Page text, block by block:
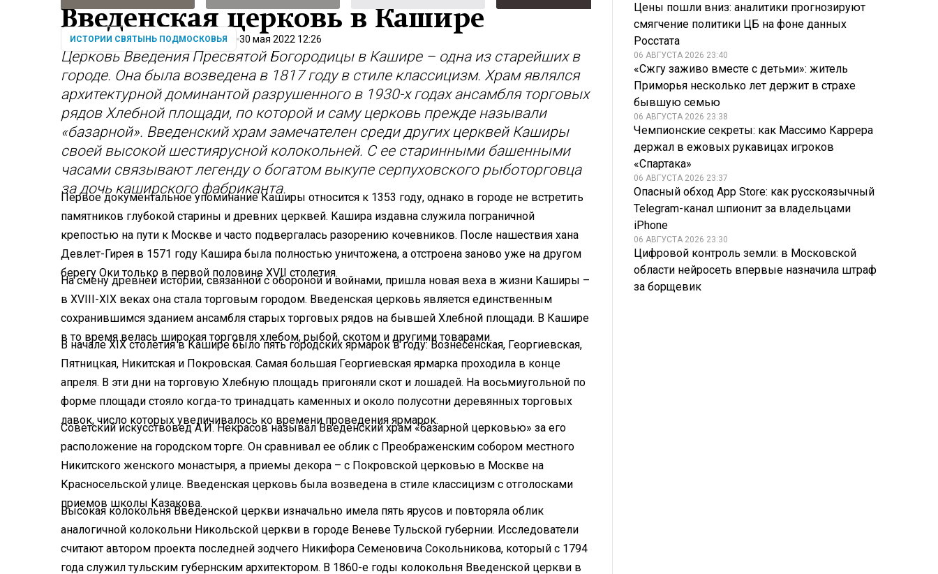
Введенская церковь в Кашире
ИСТОРИИ СВЯТЫНЬ ПОДМОСКОВЬЯ 30 мая 2022 12:26
Церковь Введения Пресвятой Богородицы в Кашире – одна из старейших в
городе. Она была возведена в 1817 году в стиле классицизм. Храм являлся
архитектурной доминантой разрушенного в 1930-х годах ансамбля торговых
рядов Хлебной площади, по которой и саму церковь прежде называли
«базарной». Введенский храм замечателен среди других церквей Каширы
своей высокой шестиярусной колокольней. С ее старинными башенными
часами связывают легенду о богатом выкупе серпуховского рыботорговца
за дочь каширского фабриканта.
Первое документальное упоминание Каширы относится к 1353 году, однако в городе не встретить
памятников глубокой старины и древних церквей. Кашира издавна служила пограничной
крепостью на пути к Москве и часто подвергалась разорению кочевников. После нашествия хана
Девлет-Гирея в 1571 году Кашира была полностью уничтожена, а отстроена заново уже на другом
берегу Оки только в первой половине XVII столетия.
На смену древней истории, связанной с обороной и войнами, пришла новая веха в жизни Каширы –
в XVIII-XIX веках она стала торговым городом. Введенская церковь является единственным
сохранившимся зданием ансамбля старых торговых рядов на бывшей Хлебной площади. В Кашире
в то время велась широкая торговля хлебом, рыбой, скотом и другими товарами.
В начале XIX столетия в Кашире было пять городских ярмарок в году: Вознесенская, Георгиевская,
Пятницкая, Никитская и Покровская. Самая большая Георгиевская ярмарка проходила в конце
апреля. В эти дни на торговую Хлебную площадь пригоняли скот и лошадей. На восьмиугольной по
форме площади стояло когда-то тринадцать каменных и около полусотни деревянных торговых
лавок, число которых увеличивалось ко времени проведения ярмарок.
Советский искусствовед А.И. Некрасов называл Введенский храм «базарной церковью» за его
расположение на городском торге. Он сравнивал ее облик с Преображенским собором местного
Никитского женского монастыря, а приемы декора – с Покровской церковью в Москве на
Красносельской улице. Введенская церковь была возведена в стиле классицизм с отголосками
приемов школы Казакова.
Высокая колокольня Введенской церкви изначально имела пять ярусов и повторяла облик
аналогичной колокольни Никольской церкви в городе Веневе Тульской губернии. Исследователи
считают автором проекта последней зодчего Никифора Семеновича Сокольникова, который с 1794
года служил тульским губернским архитектором. В 1860-е годы колокольня Введенской церкви в
Цены пошли вниз: аналитики прогнозируют
смягчение политики ЦБ на фоне данных
Росстата
06 АВГУСТА 2026 23:40
«Сжгу заживо вместе с детьми»: житель
Приморья несколько лет держит в страхе
бывшую семью
06 АВГУСТА 2026 23:38
Чемпионские секреты: как Массимо Каррера
держал в ежовых рукавицах игроков
«Спартака»
06 АВГУСТА 2026 23:37
Опасный обход App Store: как русскоязычный
Telegram-канал шпионит за владельцами
iPhone
06 АВГУСТА 2026 23:30
Цифровой контроль земли: в Московской
области нейросеть впервые назначила штраф
за борщевик